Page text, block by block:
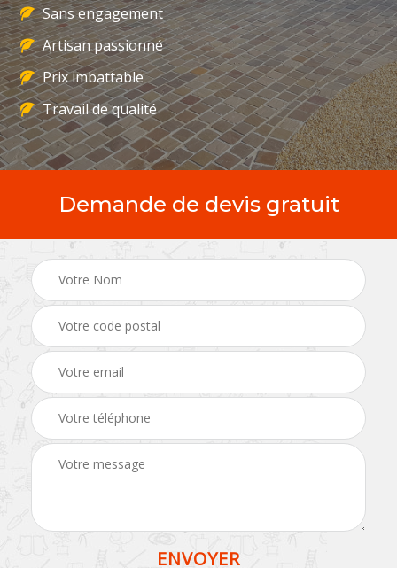
Sans engagement
Artisan passionné
Prix imbattable
Travail de qualité
Demande de devis gratuit